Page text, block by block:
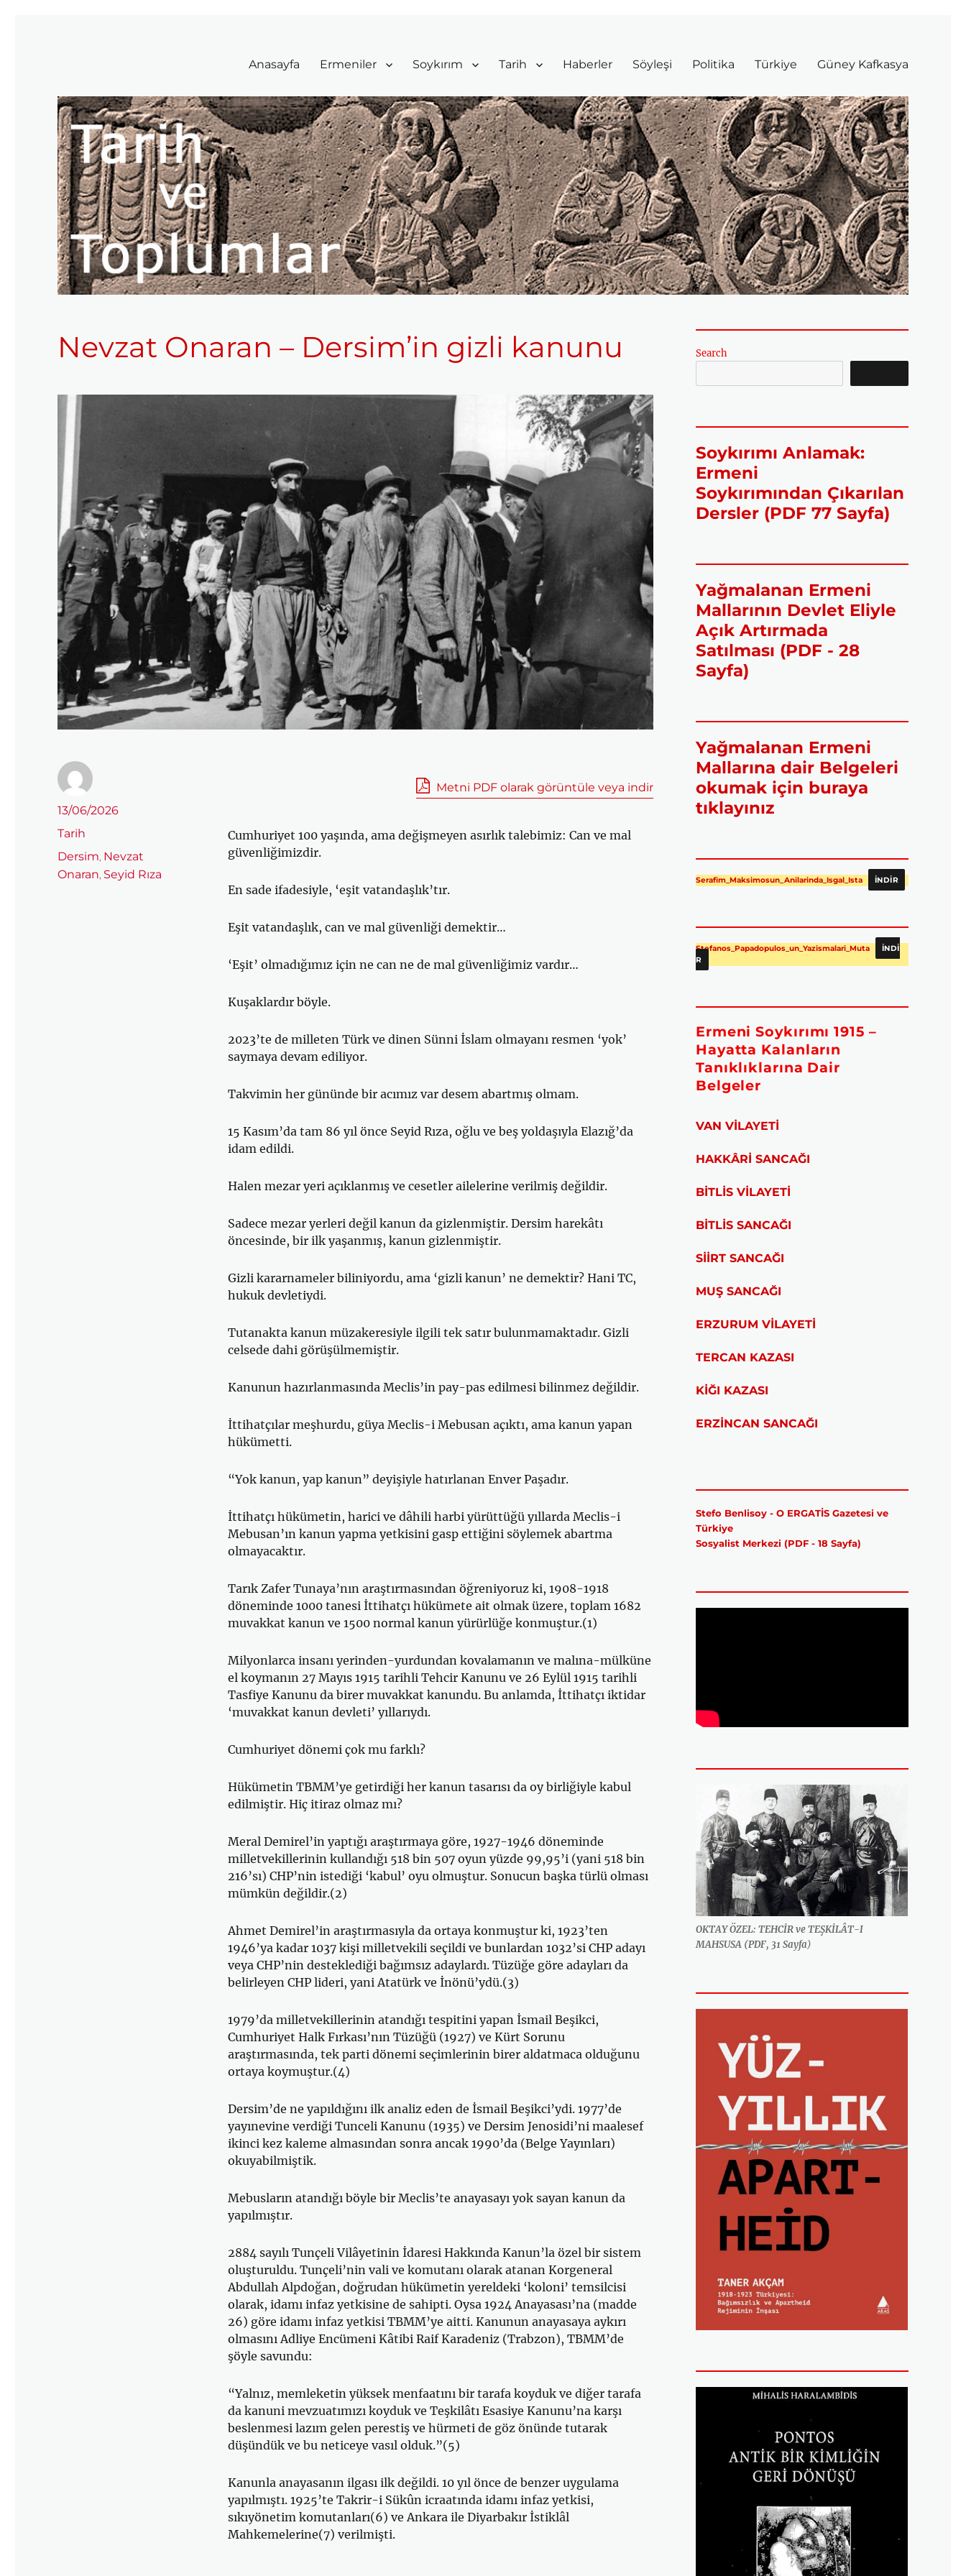
Tarih ve ToplumlarAnasayfa Ermeniler Soykırım Tarih Haberler Söyleşi Politika Türkiye Güney Kafkasya
Nevzat Onaran – Dersim’in gizli kanunu
Metni PDF olarak görüntüle veya indir
Cumhuriyet 100 yaşında, ama değişmeyen asırlık talebimiz: Can ve mal
güvenliğimizdir.
En sade ifadesiyle, ‘eşit vatandaşlık’tır.
Eşit vatandaşlık, can ve mal güvenliği demektir…
‘Eşit’ olmadığımız için ne can ne de mal güvenliğimiz vardır…
Kuşaklardır böyle.
2023’te de milleten Türk ve dinen Sünni İslam olmayanı resmen ‘yok’
saymaya devam ediliyor.
Takvimin her gününde bir acımız var desem abartmış olmam.
15 Kasım’da tam 86 yıl önce Seyid Rıza, oğlu ve beş yoldaşıyla Elazığ’da
idam edildi.
Halen mezar yeri açıklanmış ve cesetler ailelerine verilmiş değildir.
Sadece mezar yerleri değil kanun da gizlenmiştir. Dersim harekâtı
öncesinde, bir ilk yaşanmış, kanun gizlenmiştir.
Gizli kararnameler biliniyordu, ama ‘gizli kanun’ ne demektir? Hani TC,
hukuk devletiydi.
Tutanakta kanun müzakeresiyle ilgili tek satır bulunmamaktadır. Gizli
celsede dahi görüşülmemiştir.
Kanunun hazırlanmasında Meclis’in pay-pas edilmesi bilinmez değildir.
İttihatçılar meşhurdu, güya Meclis-i Mebusan açıktı, ama kanun yapan
hükümetti.
“Yok kanun, yap kanun” deyişiyle hatırlanan Enver Paşadır.
İttihatçı hükümetin, harici ve dâhili harbi yürüttüğü yıllarda Meclis-i
Mebusan’ın kanun yapma yetkisini gasp ettiğini söylemek abartma
olmayacaktır.
Tarık Zafer Tunaya’nın araştırmasından öğreniyoruz ki, 1908-1918
döneminde 1000 tanesi İttihatçı hükümete ait olmak üzere, toplam 1682
muvakkat kanun ve 1500 normal kanun yürürlüğe konmuştur.(1)
Milyonlarca insanı yerinden-yurdundan kovalamanın ve malına-mülküne
el koymanın 27 Mayıs 1915 tarihli Tehcir Kanunu ve 26 Eylül 1915 tarihli
Tasfiye Kanunu da birer muvakkat kanundu. Bu anlamda, İttihatçı iktidar
‘muvakkat kanun devleti’ yıllarıydı.
Cumhuriyet dönemi çok mu farklı?
Hükümetin TBMM’ye getirdiği her kanun tasarısı da oy birliğiyle kabul
edilmiştir. Hiç itiraz olmaz mı?
Meral Demirel’in yaptığı araştırmaya göre, 1927-1946 döneminde
milletvekillerinin kullandığı 518 bin 507 oyun yüzde 99,95’i (yani 518 bin
216’sı) CHP’nin istediği ‘kabul’ oyu olmuştur. Sonucun başka türlü olması
mümkün değildir.(2)
Ahmet Demirel’in araştırmasıyla da ortaya konmuştur ki, 1923’ten
1946’ya kadar 1037 kişi milletvekili seçildi ve bunlardan 1032’si CHP adayı
veya CHP’nin desteklediği bağımsız adaylardı. Tüzüğe göre adayları da
belirleyen CHP lideri, yani Atatürk ve İnönü’ydü.(3)
1979’da milletvekillerinin atandığı tespitini yapan İsmail Beşikci,
Cumhuriyet Halk Fırkası’nın Tüzüğü (1927) ve Kürt Sorunu
araştırmasında, tek parti dönemi seçimlerinin birer aldatmaca olduğunu
ortaya koymuştur.(4)
Dersim’de ne yapıldığını ilk analiz eden de İsmail Beşikci’ydi. 1977’de
yayınevine verdiği Tunceli Kanunu (1935) ve Dersim Jenosidi’ni maalesef
ikinci kez kaleme almasından sonra ancak 1990’da (Belge Yayınları)
okuyabilmiştik.
Mebusların atandığı böyle bir Meclis’te anayasayı yok sayan kanun da
yapılmıştır.
2884 sayılı Tunçeli Vilâyetinin İdaresi Hakkında Kanun’la özel bir sistem
oluşturuldu. Tunçeli’nin vali ve komutanı olarak atanan Korgeneral
Abdullah Alpdoğan, doğrudan hükümetin yereldeki ‘koloni’ temsilcisi
olarak, idamı infaz yetkisine de sahipti. Oysa 1924 Anayasası’na (madde
26) göre idamı infaz yetkisi TBMM’ye aitti. Kanunun anayasaya aykırı
olmasını Adliye Encümeni Kâtibi Raif Karadeniz (Trabzon), TBMM’de
şöyle savundu:
“Yalnız, memleketin yüksek menfaatını bir tarafa koyduk ve diğer tarafa
da kanuni mevzuatımızı koyduk ve Teşkilâtı Esasiye Kanunu’na karşı
beslenmesi lazım gelen perestiş ve hürmeti de göz önünde tutarak
düşündük ve bu neticeye vasıl olduk.”(5)
Kanunla anayasanın ilgası ilk değildi. 10 yıl önce de benzer uygulama
yapılmıştı. 1925’te Takrir-i Sükûn icraatında idamı infaz yetkisi,
sıkıyönetim komutanları(6) ve Ankara ile Diyarbakır İstiklâl
Mahkemelerine(7) verilmişti.
Yazar
Yayın
13/06/2026
Kategoriler
Tarih
Etiketler
Dersim, Nevzat
Onaran, Seyid Rıza
Search
Soykırımı Anlamak:
Ermeni
Soykırımından Çıkarılan
Dersler (PDF 77 Sayfa)
Yağmalanan Ermeni
Mallarının Devlet Eliyle
Açık Artırmada
Satılması (PDF - 28
Sayfa)
Yağmalanan Ermeni
Mallarına dair Belgeleri
okumak için buraya
tıklayınız
Serafim_Maksimosun_Anilarinda_Isgal_Ista İNDIR
Stefanos_Papadopulos_un_Yazismalari_Muta
İNDI
R
Ermeni Soykırımı 1915 –
Hayatta Kalanların
Tanıklıklarına Dair
Belgeler
VAN VİLAYETİ
HAKKÂRİ SANCAĞI
BİTLİS VİLAYETİ
BİTLİS SANCAĞI
SİİRT SANCAĞI
MUŞ SANCAĞI
ERZURUM VİLAYETİ
TERCAN KAZASI
KİĞI KAZASI
ERZİNCAN SANCAĞI
Stefo Benlisoy - O ERGATİS Gazetesi ve
Türkiye
Sosyalist Merkezi (PDF - 18 Sayfa)
OKTAY ÖZEL: TEHCİR ve TEŞKİLÂT-I
MAHSUSA (PDF, 31 Sayfa)